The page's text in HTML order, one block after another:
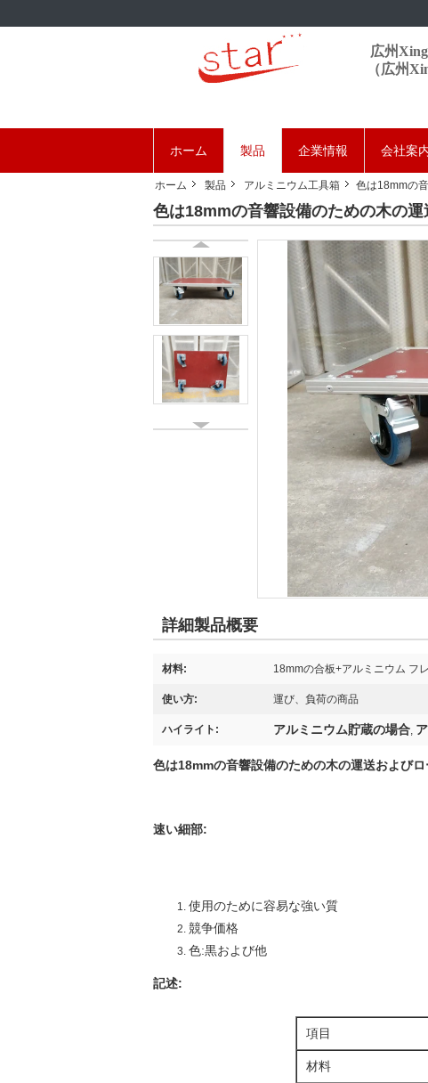
広州
（広州
ホーム 製品 企業情報 会社案
ホーム 製品 アルミニウム工具箱 色は18mmの
色は18mmの音響設備のための木の
詳細製品概要
材料: 18mmの合板+アルミニウム フ
使い方: 運び、負荷の商品
ハイライト: アルミニウム貯蔵の場合,
色は18mmの音響設備のための木の運送および
速い細部:
使用のために容易な強い質
競争価格
色:黒および他
記述:
項目
材料